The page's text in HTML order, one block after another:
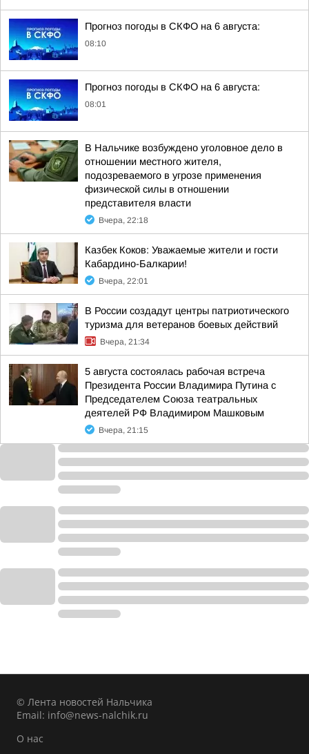
Прогноз погоды в СКФО на 6 августа:
08:10
Прогноз погоды в СКФО на 6 августа:
08:01
В Нальчике возбуждено уголовное дело в
отношении местного жителя,
подозреваемого в угрозе применения
физической силы в отношении
представителя власти
Вчера, 22:18
Казбек Коков: Уважаемые жители и гости
Кабардино-Балкарии!
Вчера, 22:01
В России создадут центры патриотического
туризма для ветеранов боевых действий
Вчера, 21:34
5 августа состоялась рабочая встреча
Президента России Владимира Путина с
Председателем Союза театральных
деятелей РФ Владимиром Машковым
Вчера, 21:15
© Лента новостей Нальчика
Email: info@news-nalchik.ru
О нас